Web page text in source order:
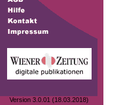
Version 3.0.01 (18.03.2018)